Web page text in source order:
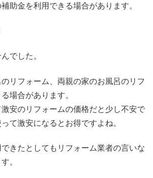
助金を利用できる場合があります。
でした。
リフォーム、両親の家のお風呂のリフ
場合があります。
安のリフォームの価格だと少し不安で
て激安になるとお得ですよね。
きたとしてもリフォーム業者の言いな
。